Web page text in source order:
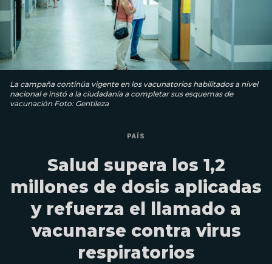
La campaña continúa vigente en los vacunatorios habilitados a nivel
nacional e instó a la ciudadanía a completar sus esquemas de
vacunación Foto: Gentileza
PAÍS
Salud supera los 1,2
millones de dosis aplicadas
y refuerza el llamado a
vacunarse contra virus
respiratorios